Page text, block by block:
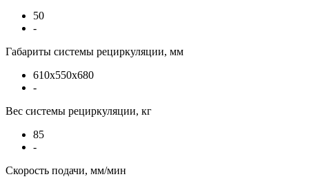
50
-
Габариты системы рециркуляции, мм
610х550х680
-
Вес системы рециркуляции, кг
85
-
Скорость подачи, мм/мин